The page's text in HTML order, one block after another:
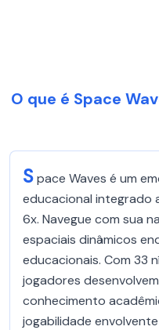
O que é Space
Space Waves é um
educacional integrado
6x. Navegue com sua
espaciais dinâmicos
educacionais. Com 33
jogadores
conhecimento
jogabilidade